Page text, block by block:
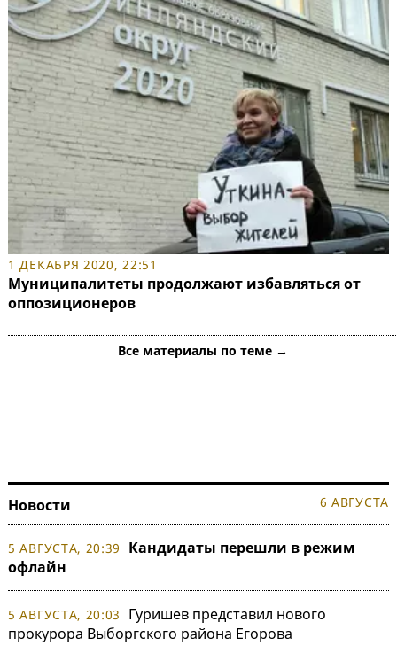
1 ДЕКАБРЯ 2020, 22:51
Муниципалитеты продолжают избавляться от
оппозиционеров
Все материалы по теме →
Новости 6 АВГУСТА
5 АВГУСТА, 20:39
Кандидаты перешли в режим
офлайн
5 АВГУСТА, 20:03
Гуришев представил нового
прокурора Выборгского района Егорова